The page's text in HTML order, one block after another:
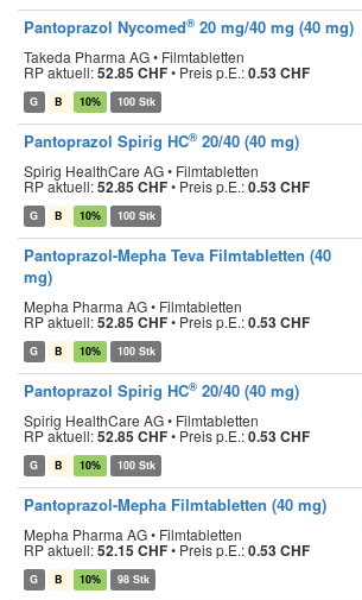
Pantoprazol Nycomed® 20 mg/40 mg (40 mg)
Takeda Pharma AG • Filmtabletten
RP aktuell:52.85 CHF• Preis p.E.:0.53 CHF
G B 10% 100 Stk
Pantoprazol Spirig HC® 20/40 (40 mg)
Spirig HealthCare AG • Filmtabletten
RP aktuell:52.85 CHF• Preis p.E.:0.53 CHF
G B 10% 100 Stk
Pantoprazol-Mepha Teva Filmtabletten (40
mg)
Mepha Pharma AG • Filmtabletten
RP aktuell:52.85 CHF• Preis p.E.:0.53 CHF
G B 10% 100 Stk
Pantoprazol Spirig HC® 20/40 (40 mg)
Spirig HealthCare AG • Filmtabletten
RP aktuell:52.85 CHF• Preis p.E.:0.53 CHF
G B 10% 100 Stk
Pantoprazol-Mepha Filmtabletten (40 mg)
Mepha Pharma AG • Filmtabletten
RP aktuell:52.15 CHF• Preis p.E.:0.53 CHF
G B 10% 98 Stk